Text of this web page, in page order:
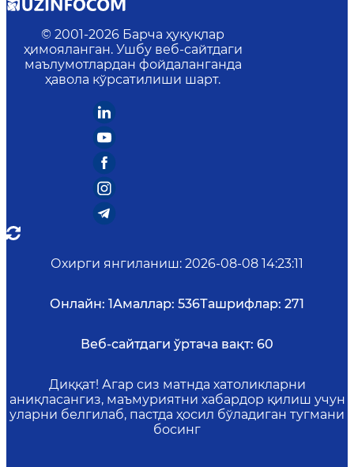
© 2001-2026 Барча ҳуқуқлар
ҳимояланган. Ушбу веб-сайтдаги
маълумотлардан фойдаланганда
ҳавола кўрсатилиши шарт.
Охирги янгиланиш: 2026-08-08 14:23:11
Онлайн: 1Амаллар: 536Ташрифлар: 271
Веб-сайтдаги ўртача вақт: 60
Диққат! Агар сиз матнда хатоликларни
аниқласангиз, маъмуриятни хабардор қилиш учун
уларни белгилаб, пастда ҳосил бўладиган тугмани
босинг